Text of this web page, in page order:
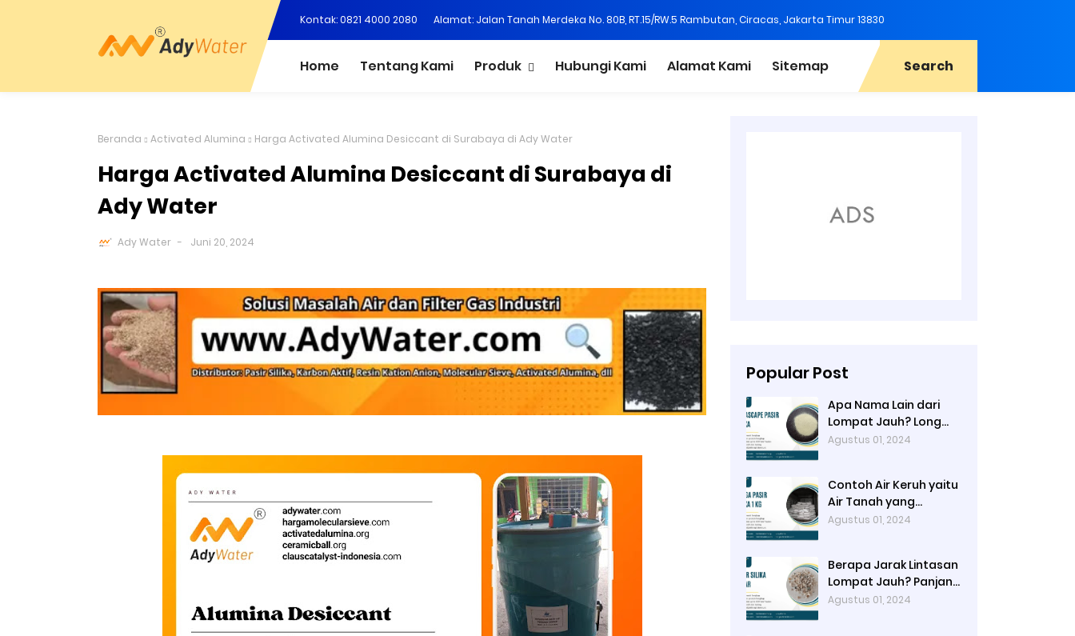
Kontak: 0821 4000 2080 Alamat: Jalan Tanah Merdeka No. 80B, RT.15/RW.5 Rambutan, Ciracas, Jakarta Timur 13830
Home Tentang Kami Produk Hubungi Kami Alamat Kami Sitemap Search
Beranda Activated Alumina Harga Activated Alumina Desiccant di Surabaya di Ady Water
Harga Activated Alumina Desiccant di Surabaya di
Ady Water
Ady Water Juni 20, 2024
Popular Post
Apa Nama Lain dari
Lompat Jauh? Long
Jump
Agustus 01, 2024
Contoh Air Keruh yaitu
Air Tanah yang
Mengandung Pasir /
Agustus 01, 2024
Berapa Jarak Lintasan
Lompat Jauh? Panjang
40-45 meter, Lebar
Agustus 01, 2024